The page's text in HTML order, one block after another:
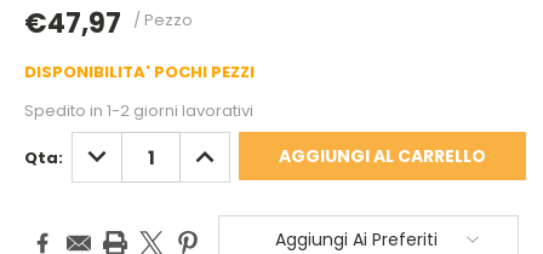
€47,97 / Pezzo
DISPONIBILITA' POCHI PEZZI
Spedito in 1-2 giorni lavorativi
Qta: DIMINUISCI
QUANTITÀ:
AUMENTA
QUANTITÀ:
Aggiungi Ai Preferiti